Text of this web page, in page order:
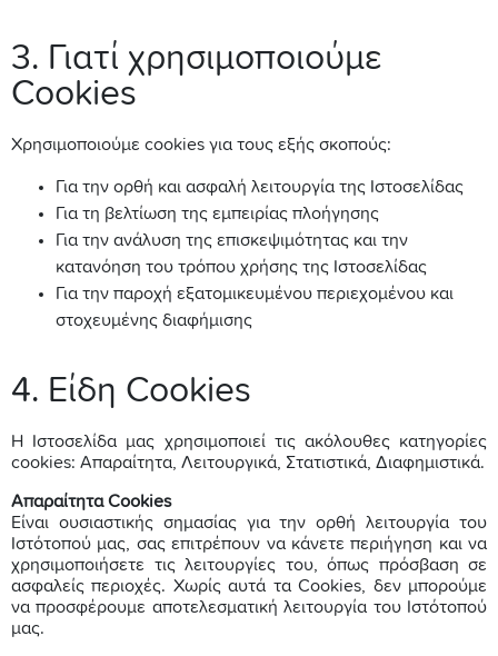
3. Γιατί χρησιμοποιούμε
Cookies
Χρησιμοποιούμε cookies για τους εξής σκοπούς:
Για την ορθή και ασφαλή λειτουργία της Ιστοσελίδας
Για τη βελτίωση της εμπειρίας πλοήγησης
Για την ανάλυση της επισκεψιμότητας και την
κατανόηση του τρόπου χρήσης της Ιστοσελίδας
Για την παροχή εξατομικευμένου περιεχομένου και
στοχευμένης διαφήμισης
4. Είδη Cookies
Η Ιστοσελίδα μας χρησιμοποιεί τις ακόλουθες κατηγορίες
cookies: Απαραίτητα, Λειτουργικά, Στατιστικά, Διαφημιστικά.
Απαραίτητα Cookies
Είναι ουσιαστικής σημασίας για την ορθή λειτουργία του
Ιστότοπού μας, σας επιτρέπουν να κάνετε περιήγηση και να
χρησιμοποιήσετε τις λειτουργίες του, όπως πρόσβαση σε
ασφαλείς περιοχές. Χωρίς αυτά τα Cookies, δεν μπορούμε
να προσφέρουμε αποτελεσματική λειτουργία του Ιστότοπού
μας.